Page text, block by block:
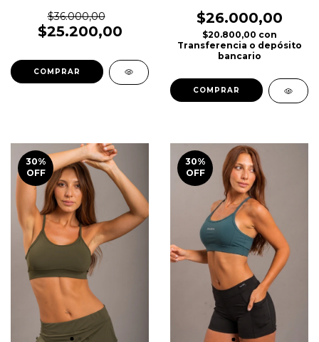
$36.000,00
$25.200,00
COMPRAR
$26.000,00
$20.800,00 con
Transferencia o depósito
bancario
COMPRAR
30%
OFF
30%
OFF